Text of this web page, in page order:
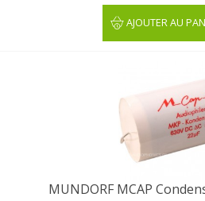
AJOUTER AU
MUNDORF MCAP